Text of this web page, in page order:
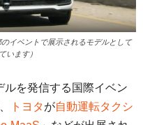
イベントで展示されるモデルとして
います）
を発信する国際イベン
トヨタが自動運転タクシ